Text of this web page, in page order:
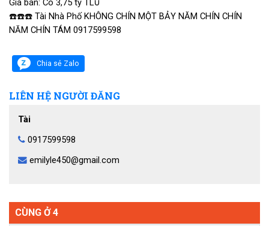
Giá bán: Có 3,75 tỷ TL∪
☎️☎️☎️ Tài Nhà Phố KHÔNG CHÍN MỘT BẢY NĂM CHÍN CHÍN
NĂM CHÍN TÁM 0917599598
Chia sẻ Zalo
LIÊN HỆ NGƯỜI ĐĂNG
Tài
0917599598
emilyle450@gmail.com
CÙNG Ở 4